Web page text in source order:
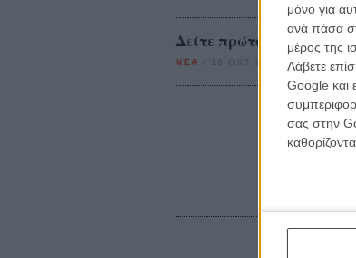
μόνο για
ανά πάσα
μέρος της
Λάβετε
Google και
σας στην
Δείτε πρώτοι τις
ΝΕΑ / Flix Team